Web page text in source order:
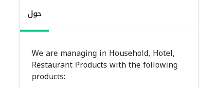
حول
We are managing in Household, Hotel,
Restaurant Products with the following
products: